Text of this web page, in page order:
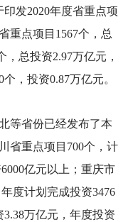
发2020年度省重点项
重点项目1567个，总
总投资2.97万亿元，
，投资0.87万亿元。
等省份已经发布了本
省重点项目700个，计
亿元以上；重庆市
度计划完成投资3476
万亿元，年度投资